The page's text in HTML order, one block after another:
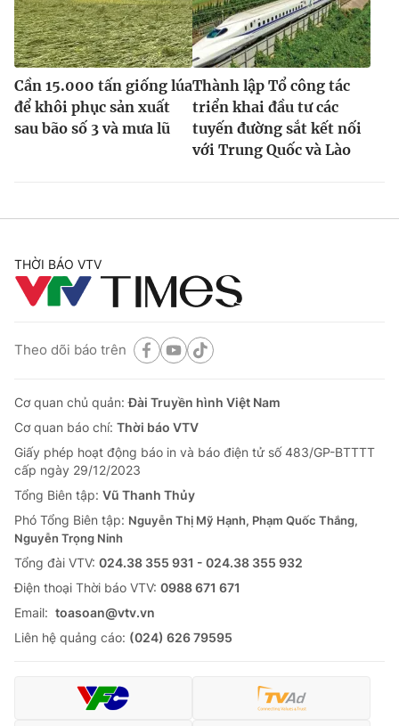
Cần 15.000 tấn giống lúa
để khôi phục sản xuất
sau bão số 3 và mưa lũ
Thành lập Tổ công tác
triển khai đầu tư các
tuyến đường sắt kết nối
với Trung Quốc và Lào
THỜI BÁO VTV
Theo dõi báo trên
Cơ quan chủ quản:Đài Truyền hình Việt Nam
Cơ quan báo chí: Thời báo VTV
Giấy phép hoạt động báo in và báo điện tử số 483/GP-BTTTT
cấp ngày 29/12/2023
Tổng Biên tập: Vũ Thanh Thủy
Phó Tổng Biên tập: Nguyễn Thị Mỹ Hạnh, Phạm Quốc Thắng,
Nguyễn Trọng Ninh
Tổng đài VTV: 024.38 355 931 - 024.38 355 932
Ðiện thoại Thời báo VTV: 0988 671 671
Email: toasoan@vtv.vn
Liên hệ quảng cáo: (024) 626 79595